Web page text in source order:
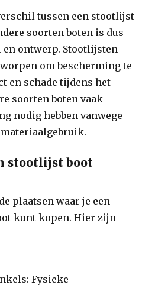
tussen een stootlijst
soorten boten is dus
ontwerp. Stootlijsten
om bescherming te
en schade tijdens het
soorten boten vaak
nodig hebben vanwege
stootlijst boot
plaatsen waar je een
kunt kopen. Hier zijn
Fysieke